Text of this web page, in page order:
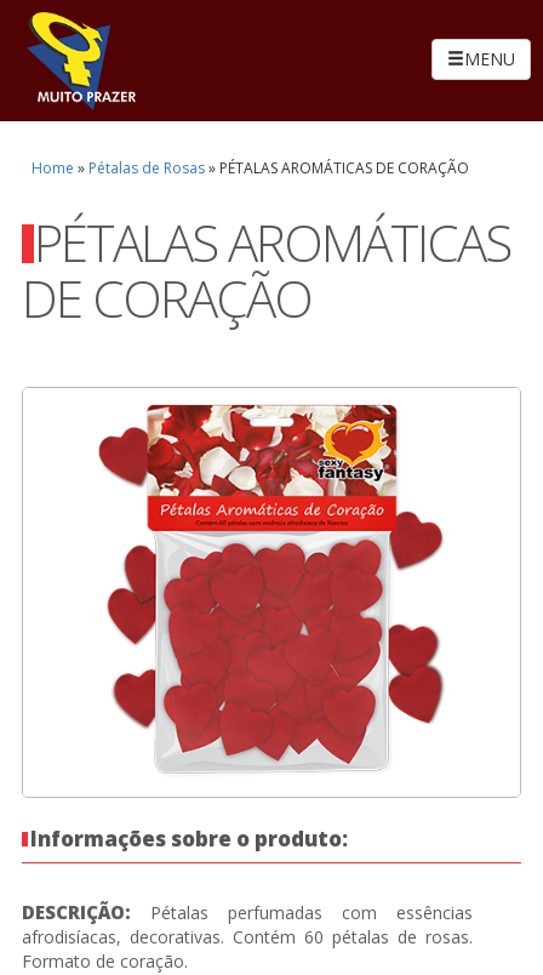
MENU
Home » Pétalas de Rosas» PÉTALAS AROMÁTICAS DE CORAÇÃO
PÉTALAS AROMÁTICAS
DE CORAÇÃO
Informações sobre o produto:
DESCRIÇÃO: Pétalas perfumadas com essências
afrodisíacas, decorativas. Contém 60 pétalas de rosas.
Formato de coração.